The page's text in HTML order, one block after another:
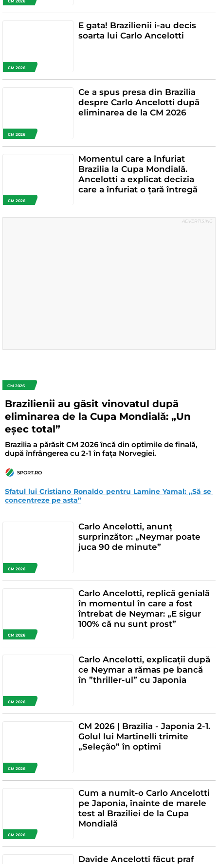
CM 2026
CM 2026
E gata! Brazilienii i-au decis
soarta lui Carlo Ancelotti
CM 2026
Ce a spus presa din Brazilia
despre Carlo Ancelotti după
eliminarea de la CM 2026
CM 2026
Momentul care a înfuriat
Brazilia la Cupa Mondială.
Ancelotti a explicat decizia
care a înfuriat o țară întregă
CM 2026
Brazilienii au găsit vinovatul după
eliminarea de la Cupa Mondială: „Un
eșec total”
Brazilia a părăsit CM 2026 încă din optimile de finală,
după înfrângerea cu 2-1 în fața Norvegiei.
SPORT.RO
Sfatul lui Cristiano Ronaldo pentru Lamine Yamal: „Să se
concentreze pe asta”
CM 2026
Carlo Ancelotti, anunț
surprinzător: „Neymar poate
juca 90 de minute”
CM 2026
Carlo Ancelotti, replică genială
în momentul în care a fost
întrebat de Neymar: „E sigur
100% că nu sunt prost”
CM 2026
Carlo Ancelotti, explicații după
ce Neymar a rămas pe bancă
în ”thriller-ul” cu Japonia
CM 2026
CM 2026 | Brazilia - Japonia 2-1.
Golul lui Martinelli trimite
„Seleção” în optimi
CM 2026
Cum a numit-o Carlo Ancelotti
pe Japonia, înainte de marele
test al Braziliei de la Cupa
Mondială
Davide Ancelotti făcut praf